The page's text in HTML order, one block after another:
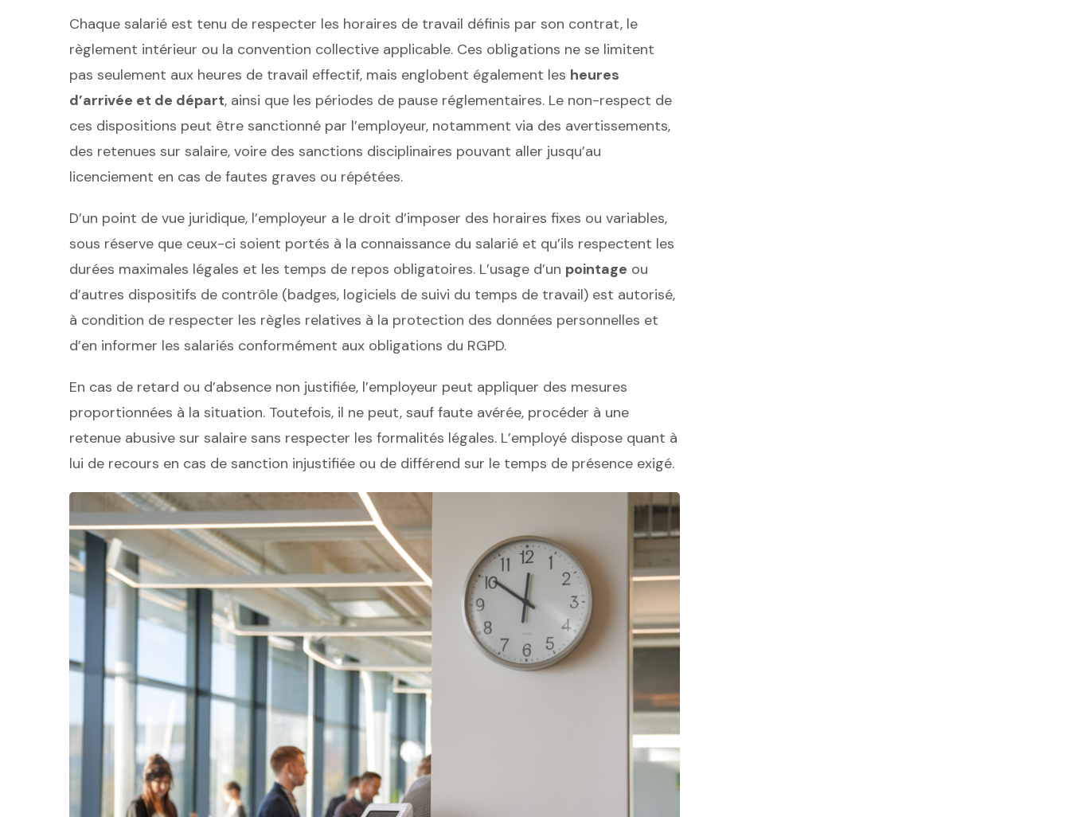
Chaque salarié est tenu de respecter les horaires de travail définis par son contrat, le
règlement intérieur ou la convention collective applicable. Ces obligations ne se limitent
pas seulement aux heures de travail effectif, mais englobent également les heures
d’arrivée et de départ, ainsi que les périodes de pause réglementaires. Le non-respect de
ces dispositions peut être sanctionné par l’employeur, notamment via des avertissements,
des retenues sur salaire, voire des sanctions disciplinaires pouvant aller jusqu’au
licenciement en cas de fautes graves ou répétées.
D’un point de vue juridique, l’employeur a le droit d’imposer des horaires fixes ou variables,
sous réserve que ceux-ci soient portés à la connaissance du salarié et qu’ils respectent les
durées maximales légales et les temps de repos obligatoires. L’usage d’un pointage ou
d’autres dispositifs de contrôle (badges, logiciels de suivi du temps de travail) est autorisé,
à condition de respecter les règles relatives à la protection des données personnelles et
d’en informer les salariés conformément aux obligations du RGPD.
En cas de retard ou d’absence non justifiée, l’employeur peut appliquer des mesures
proportionnées à la situation. Toutefois, il ne peut, sauf faute avérée, procéder à une
retenue abusive sur salaire sans respecter les formalités légales. L’employé dispose quant à
lui de recours en cas de sanction injustifiée ou de différend sur le temps de présence exigé.